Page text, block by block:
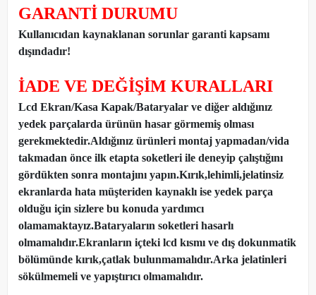
GARANTİ DURUMU
Kullanıcıdan kaynaklanan sorunlar garanti kapsamı
dışındadır!
İADE VE DEĞİŞİM KURALLARI
Lcd Ekran/Kasa Kapak/Bataryalar ve diğer aldığınız
yedek parçalarda ürünün hasar görmemiş olması
gerekmektedir.Aldığınız ürünleri montaj yapmadan/vida
takmadan önce ilk etapta soketleri ile deneyip çalıştığını
gördükten sonra montajını yapın.Kırık,lehimli,jelatinsiz
ekranlarda hata müşteriden kaynaklı ise yedek parça
olduğu için sizlere bu konuda yardımcı
olamamaktayız.Bataryaların soketleri hasarlı
olmamalıdır.Ekranların içteki lcd kısmı ve dış dokunmatik
bölümünde kırık,çatlak bulunmamalıdır.Arka jelatinleri
sökülmemeli ve yapıştırıcı olmamalıdır.